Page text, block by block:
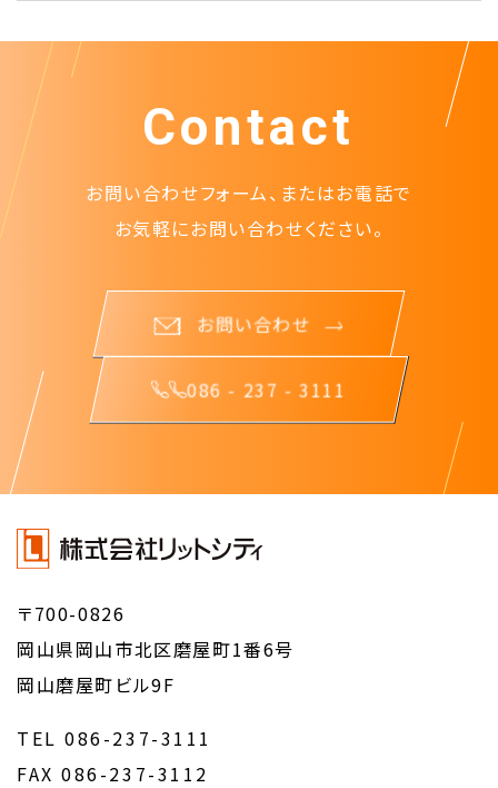
Contact
お問い合わせフォーム、またはお電話で
お気軽にお問い合わせください。
お問い合わせ
086 - 237 - 3111
〒700-0826
岡山県岡山市北区磨屋町1番6号
岡山磨屋町ビル9F
TEL 086-237-3111
FAX 086-237-3112